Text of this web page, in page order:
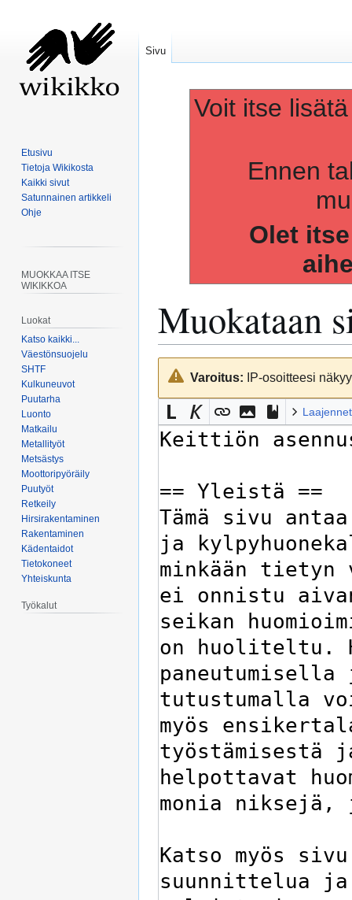
Voit itse
Ennen
Olet
Muokataan
Siirry
navigaatioon
Siirry
hakuunVaroitus: IP-osoitteesi
Sivu
Etusivu
Tietoja Wikikosta
Kaikki sivut
Satunnainen artikkeli
Ohje
MUOKKAA ITSE
WIKIKKOA
Luokat
Katso kaikki...
Väestönsuojelu
SHTF
Kulkuneuvot
Puutarha
Luonto
Matkailu
Metallityöt
Metsästys
Moottoripyöräily
Puutyöt
Retkeily
Hirsirakentaminen
Rakentaminen
Kädentaidot
Tietokoneet
Yhteiskunta
Työkalut